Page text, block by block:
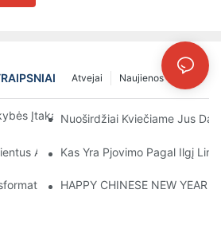
DUK
Naujienos
Atvejai
Įtaka Transformatorių Įrangos
Nuoširdžiai Kviečiame Jus
Apsilankyti CANWIN Gamybos
Kas Yra Pjovimo Pagal Ilgį
Techniniai Parametrai? Kokios
HAPPY CHINESE NEW YEAR！